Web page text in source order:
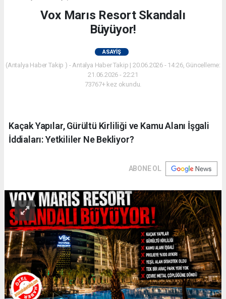
Vox Marıs Resort Skandalı
Büyüyor!
ASAYIŞ
(Antalya Haber Takip ) - Antalya Haber Takip | 20.06.2026 - 14:26, Güncelleme:
21.06.2026 - 22:21
73767+ kez okundu.
Kaçak Yapılar, Gürültü Kirliliği ve Kamu Alanı İşgali
İddiaları: Yetkililer Ne Bekliyor?
ABONE OL